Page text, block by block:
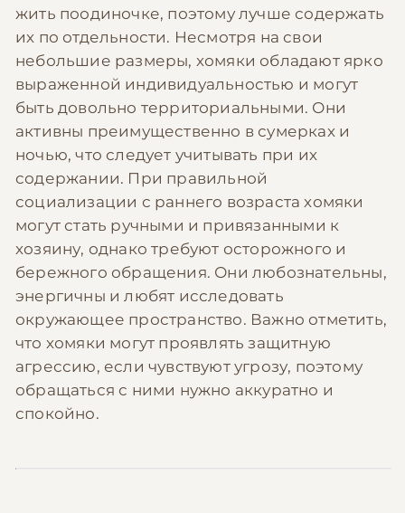
жить поодиночке, поэтому лучше содержать
их по отдельности. Несмотря на свои
небольшие размеры, хомяки обладают ярко
выраженной индивидуальностью и могут
быть довольно территориальными. Они
активны преимущественно в сумерках и
ночью, что следует учитывать при их
содержании. При правильной
социализации с раннего возраста хомяки
могут стать ручными и привязанными к
хозяину, однако требуют осторожного и
бережного обращения. Они любознательны,
энергичны и любят исследовать
окружающее пространство. Важно отметить,
что хомяки могут проявлять защитную
агрессию, если чувствуют угрозу, поэтому
обращаться с ними нужно аккуратно и
спокойно.